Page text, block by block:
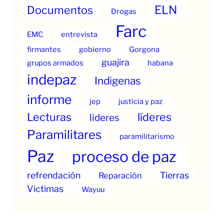
Documentos Drogas ELN
EMC entrevista Farc
firmantes gobierno
Gorgona
grupos armados
guajira habana
indepaz Indigenas
informe jep justicia y paz
Lecturas lideres líderes
Paramilitares paramilitarismo
Paz proceso de paz
refrendación Reparación
Tierras
Victimas
Wayuu